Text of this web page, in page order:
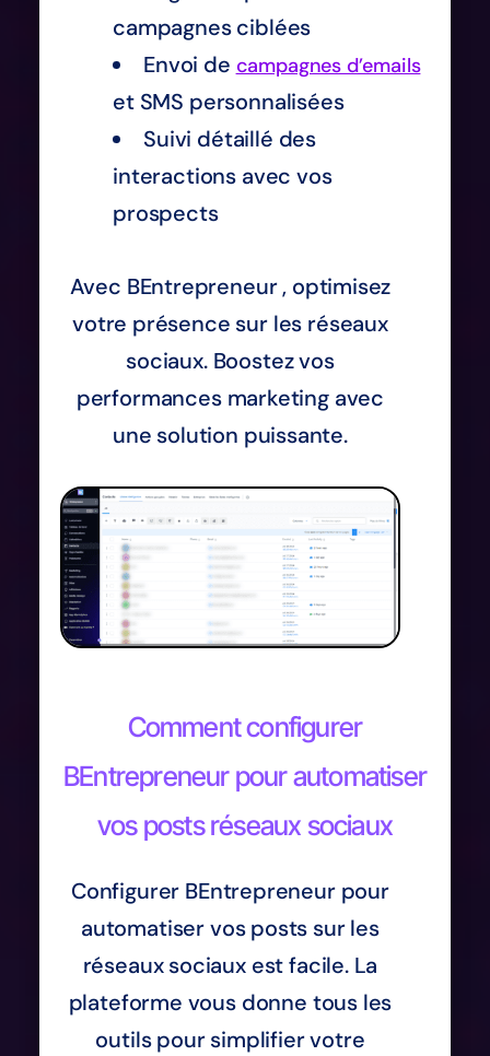
campagnes ciblées
Envoi de campagnes d’emails
et SMS personnalisées
Suivi détaillé des
interactions avec vos
prospects
Avec BEntrepreneur , optimisez
votre présence sur les réseaux
sociaux. Boostez vos
performances marketing avec
une solution puissante.
Comment configurer
BEntrepreneur pour automatiser
vos posts réseaux sociaux
Configurer BEntrepreneur pour
automatiser vos posts sur les
réseaux sociaux est facile. La
plateforme vous donne tous les
outils pour simplifier votre